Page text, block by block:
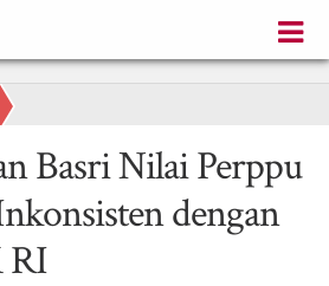
Basri Nilai Perppu
dengan
RI